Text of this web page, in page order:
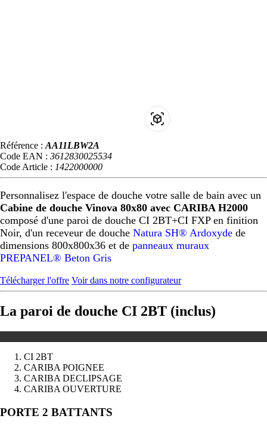
Référence : AA11LBW2A
Code EAN : 3612830025534
Code Article : 1422000000
Personnalisez l'espace de douche votre salle de bain avec un
Cabine de douche Vinova 80x80 avec CARIBA H2000
composé d'une paroi de douche CI 2BT+CI FXP en finition
Noir, d'un receveur de douche Natura SH® Ardoxyde de
dimensions 800x800x36 et de panneaux muraux
PREPANEL® Beton Gris
Télécharger l'offre Voir dans notre configurateur
La paroi de douche CI 2BT (inclus)
CI 2BT
CARIBA POIGNEE
CARIBA DECLIPSAGE
CARIBA OUVERTURE
Précédent
Suivant
PORTE 2 BATTANTS